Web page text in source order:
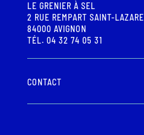
LE GRENIER À SEL
2 RUE REMPART SAINT-LAZARE
84000 AVIGNON
TÉL. 04 32 74 05 31
CONTACT